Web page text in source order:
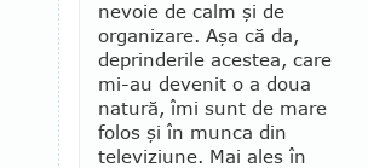
nevoie de calm şi de
organizare. Aşa că da,
deprinderile acestea, care
mi-au devenit o a doua
natură, îmi sunt de mare
folos şi în munca din
televiziune. Mai ales în